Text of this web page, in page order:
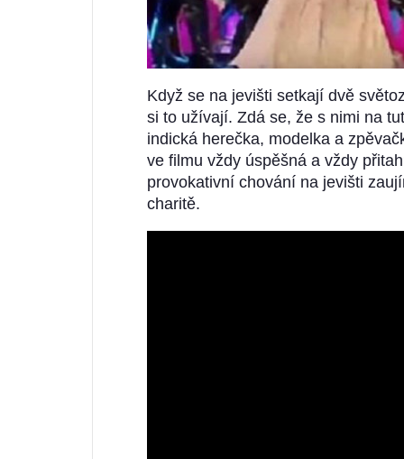
Když se na jevišti setkají dvě
si to užívají. Zdá se, že s nimi na
indická herečka, modelka a
ve filmu vždy úspěšná a vždy
provokativní chování na jevišti
charitě.